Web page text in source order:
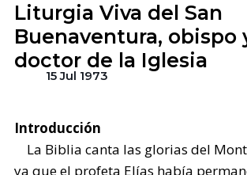
Liturgia Viva del San
Buenaventura, obispo
doctor de la Iglesia
15 Jul 1973
Introducción
La Biblia canta las glorias del
ya que el profeta Elías había